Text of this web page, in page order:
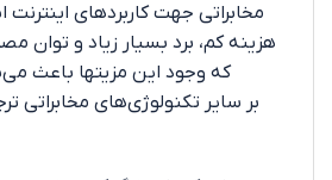
مخابراتی جهت کاربردهای
هزینه کم، برد بسیار زیاد و توان
که وجود این مزیتها باعث